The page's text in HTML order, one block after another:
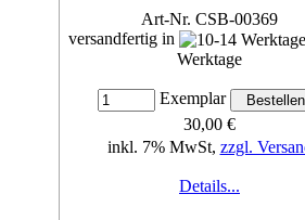
Art-Nr. CSB-00369
versandfertig in
Werktage
Exemplar
30,00 €
inkl. 7% MwSt, zzgl.
Details...